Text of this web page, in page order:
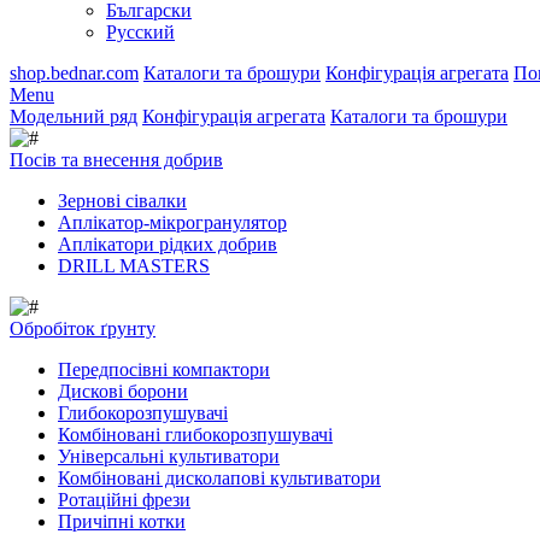
Български
Русский
shop.bednar.com Каталоги та брошури Конфігурація агрегата
Menu
Модельний ряд Конфігурація агрегата Каталоги та брошури
Посів та внесення добрив
Зернові сівалки
Аплікатор-мікрогранулятор
Аплікатори рідких добрив
DRILL MASTERS
Обробіток ґрунту
Передпосівні компактори
Дискові борони
Глибокорозпушувачі
Комбіновані глибокорозпушувачі
Універсальні культиватори
Комбіновані дисколапові культиватори
Ротаційні фрези
Причіпні котки